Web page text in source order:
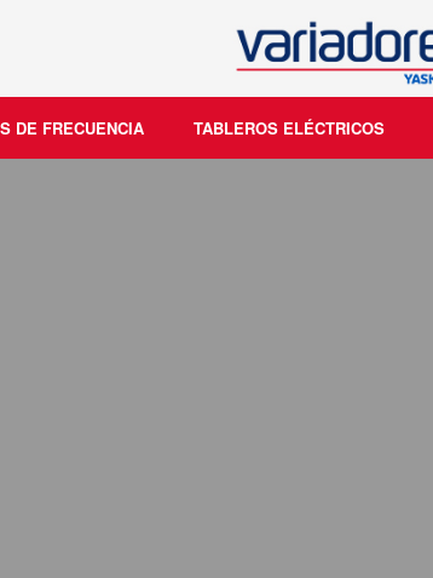
DE FRECUENCIA TABLEROS ELÉCTRICOS